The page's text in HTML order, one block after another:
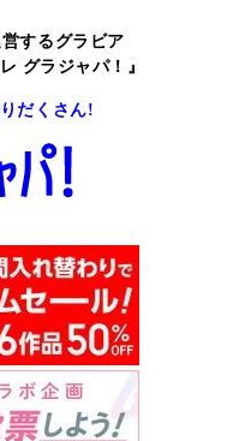
するグラビア
グラジャパ！』
だくさん!